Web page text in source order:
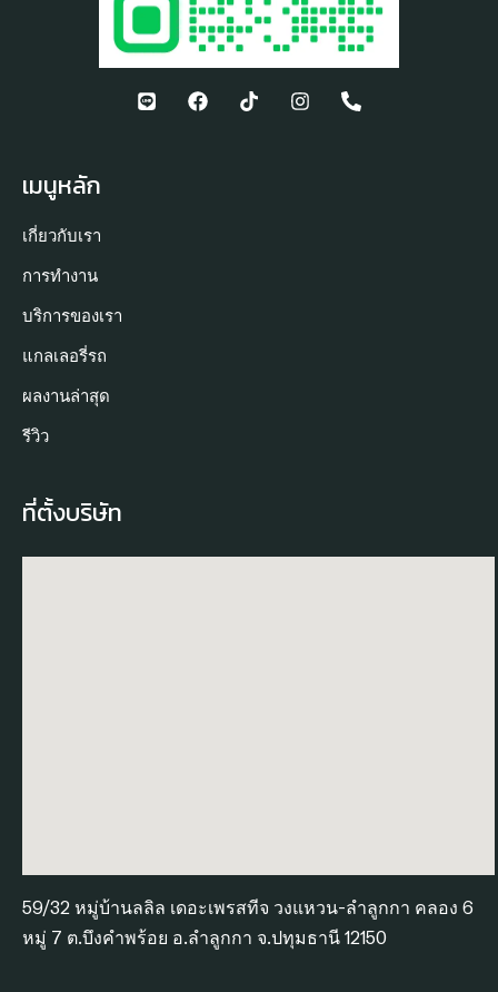
เมนูหลัก
เกี่ยวกับเรา
การทำงาน
บริการของเรา
แกลเลอรี่รถ
ผลงานล่าสุด
รีวิว
ที่ตั้งบริษัท
59/32 หมู่บ้านลลิล เดอะเพรสทีจ วงแหวน-ลำลูกกา คลอง 6
หมู่ 7 ต.บึงคำพร้อย อ.ลำลูกกา จ.ปทุมธานี 12150